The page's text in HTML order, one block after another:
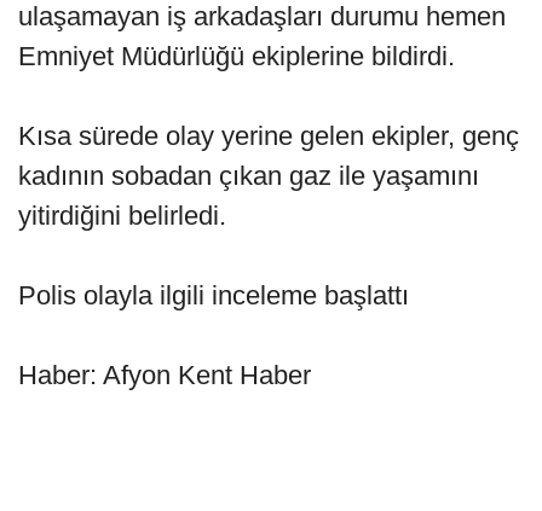
ulaşamayan iş arkadaşları durumu hemen
Emniyet Müdürlüğü ekiplerine bildirdi.
Kısa sürede olay yerine gelen ekipler, genç
kadının sobadan çıkan gaz ile yaşamını
yitirdiğini belirledi.
Polis olayla ilgili inceleme başlattı
Haber: Afyon Kent Haber